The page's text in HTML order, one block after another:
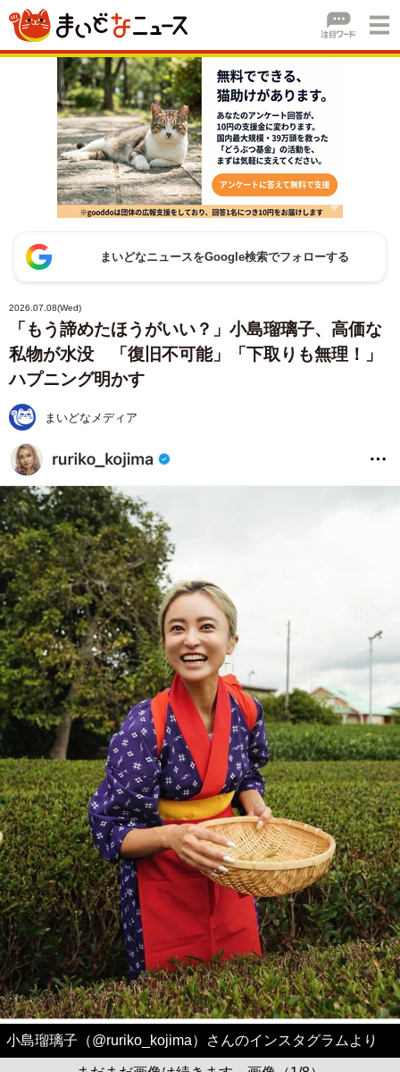
まいどなニュースをGoogle検索でフォローする
2026.07.08(Wed)
「もう諦めたほうがいい？」小島瑠璃子、高価な
私物が水没 「復旧不可能」「下取りも無理！」
ハプニング明かす
まいどなメディア
小島瑠璃子（@ruriko_kojima）さんのインスタグラムより